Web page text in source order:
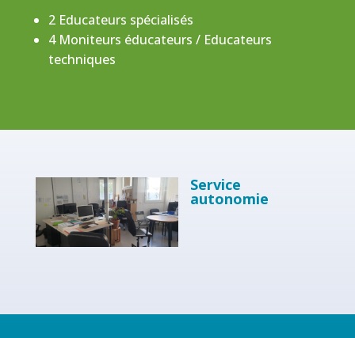
2 Educateurs spécialisés
4 Moniteurs éducateurs / Educateurs
techniques
Service
autonomie